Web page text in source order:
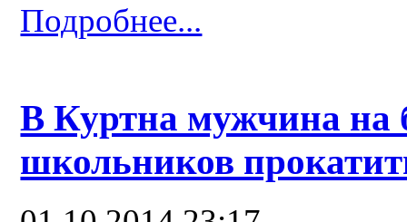
Подробнее...
В Куртна мужчина на
школьников